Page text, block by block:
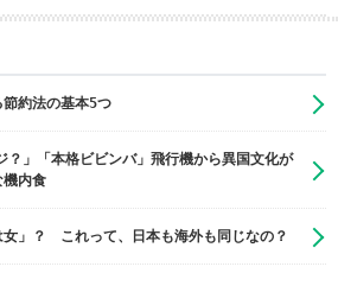
約法の基本5つ
」「本格ビビンバ」飛行機から異国文化が
機内食
女」？ これって、日本も海外も同じなの？